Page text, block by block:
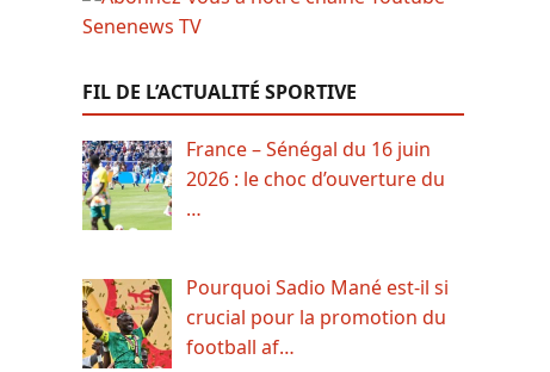
FIL DE L’ACTUALITÉ SPORTIVE
France – Sénégal du 16 juin
2026 : le choc d’ouverture du
…
Pourquoi Sadio Mané est-il si
crucial pour la promotion du
football af…